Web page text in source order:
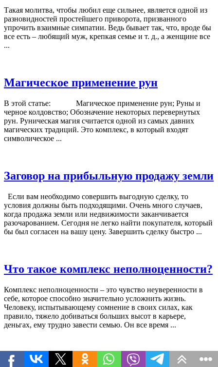
Такая молитва, чтобы любил еще сильнее, является одной из
разновидностей простейшего приворота, призванного
упрочить взаимные симпатии. Ведь бывает так, что, вроде бы
все есть – любящий муж, крепкая семье и т. д., а женщине все
...
Магическое применение рун
В этой статье: Магическое применение рун; Руны и
черное колдовство; Обозначение некоторых перевернутых
рун. Руническая магия считается одной из самых давних
магических традиций. Это комплекс, в который входят
символическое ...
Заговор на прибыльную продажу земли
Если вам необходимо совершить выгодную сделку, то
условия должны быть подходящими. Очень много случаев,
когда продажа земли или недвижимости заканчивается
разочарованием. Сегодня не легко найти покупателя, который
бы был согласен на вашу цену. Завершить сделку быстро ...
Что такое комплекс неполноценности?
Комплекс неполноценности – это чувство неуверенности в
себе, которое способно значительно усложнить жизнь.
Человеку, испытывающему сомнение в своих силах, как
правило, тяжело добиваться больших высот в карьере,
деньгах, ему трудно завести семью. Он все время ...
Заговоры на деньги и любовь в